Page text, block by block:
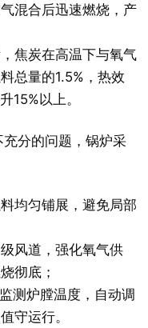
混合后迅速燃烧，产
焦炭在高温下与氧气
总量的1.5%，热效
15%以上。
分的问题，锅炉采
均匀铺展，避免局部
风道，强化氧气供
彻底；
测炉膛温度，自动调
守运行。